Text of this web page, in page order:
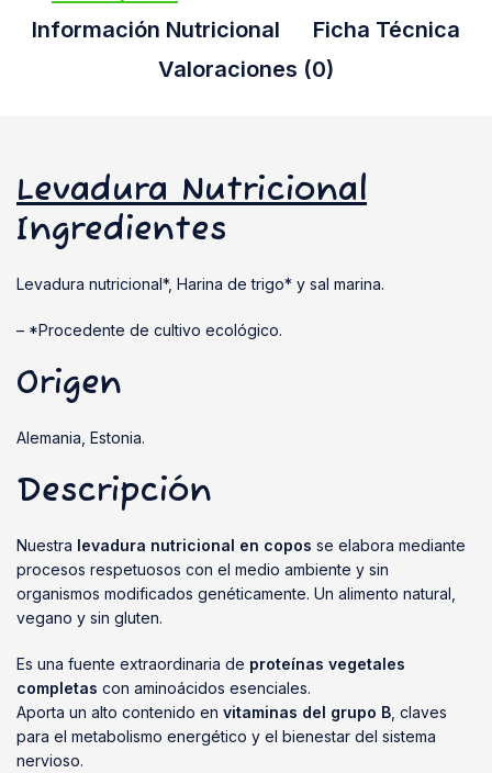
Información Nutricional
Ficha Técnica
Valoraciones (0)
Levadura Nutricional
Ingredientes
Levadura nutricional*, Harina de trigo* y sal marina.
– *Procedente de cultivo ecológico.
Origen
Alemania, Estonia.
Descripción
Nuestra levadura nutricional en copos se elabora mediante
procesos respetuosos con el medio ambiente y sin
organismos modificados genéticamente. Un alimento natural,
vegano y sin gluten.
Es una fuente extraordinaria de proteínas vegetales
completas con aminoácidos esenciales.
Aporta un alto contenido en vitaminas del grupo B , claves
para el metabolismo energético y el bienestar del sistema
nervioso.